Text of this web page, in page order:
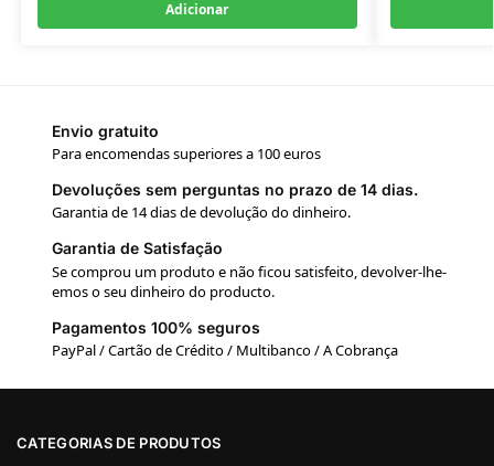
Adicionar
Envio gratuito
Para encomendas superiores a 100 euros
Devoluções sem perguntas no prazo de 14 dias.
Garantia de 14 dias de devolução do dinheiro.
Garantia de Satisfação
Se comprou um produto e não ficou satisfeito, devolver-lhe-
emos o seu dinheiro do producto.
Pagamentos 100% seguros
PayPal / Cartão de Crédito / Multibanco / A Cobrança
CATEGORIAS DE PRODUTOS